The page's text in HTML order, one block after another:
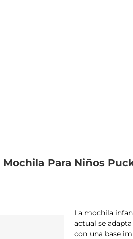
Mochila Para Niños
La mochila
actual se
con una base